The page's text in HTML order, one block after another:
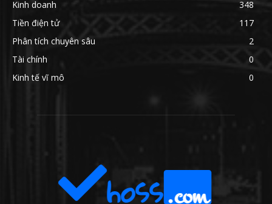
Kinh doanh
348
Tiền điện tử
117
Phân tích chuyên sâu
2
Tài chính
0
Kinh tế vĩ mô
0